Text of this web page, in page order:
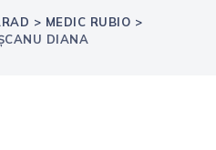
> MEDIC RUBIO >
DIANA